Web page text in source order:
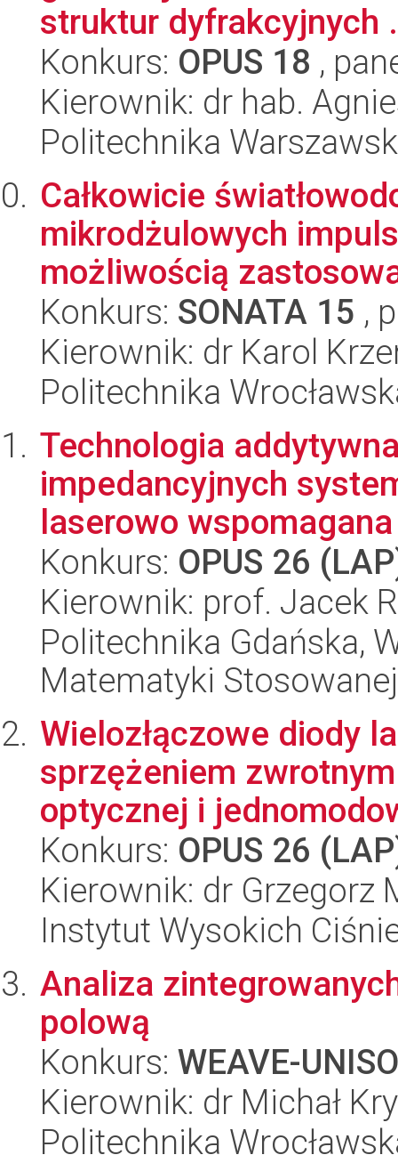
struktur dyfrakcyjnych
Konkurs: OPUS 18 ,
Kierownik: dr hab.
Politechnika
Całkowicie
mikrodżulowych
możliwością
Konkurs: SONATA 15 ,
Kierownik: dr Karol
Politechnika
Technologia
impedancyjnych
laserowo
Konkurs: OPUS 26
Kierownik: prof. Jacek
Politechnika Gdańska,
Matematyki Stosowanej
Wielozłączowe diody
sprzężeniem
optycznej i
Konkurs: OPUS 26
Kierownik: dr Grzegorz
Instytut Wysokich
Analiza
polową
Konkurs: WEAVE-
Kierownik: dr Michał
Politechnika